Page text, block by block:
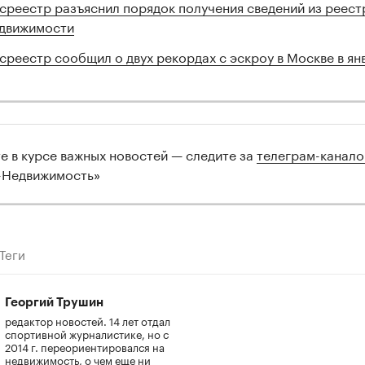
разъяснил порядок получения сведений из
сообщил о двух рекордах с эскроу в Москве в
в курсе важных новостей — следите за телеграм-
Теги
Георгий Трушин
редактор новостей. 14 лет отдал
спортивной журналистике, но с
2014 г. переориентировался на
недвижимость, о чем еще ни